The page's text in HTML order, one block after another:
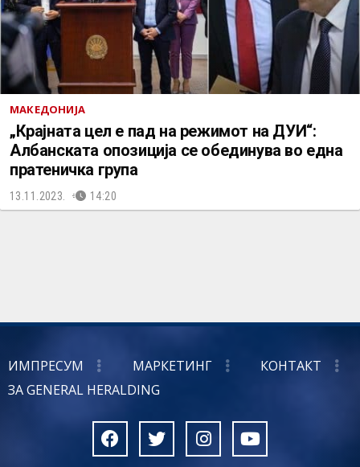
МАКЕДОНИЈА
„Крајната цел е пад на режимот на ДУИ“:
Албанската опозиција се обединува во една
пратеничка група
13.11.2023. 14:20
ИМПРЕСУМ МАРКЕТИНГ
КОНТАКТ
ЗА GENERAL HERALDING